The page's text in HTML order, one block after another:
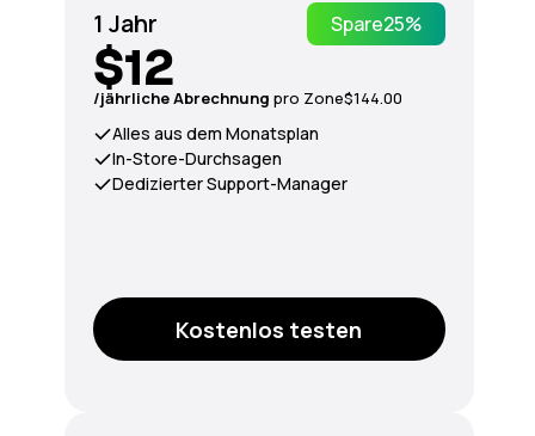
1 Jahr Spare25%
$12
/jährliche Abrechnung pro Zone$144.00
Alles aus dem Monatsplan
In-Store-Durchsagen
Dedizierter Support-Manager
Kostenlos testen